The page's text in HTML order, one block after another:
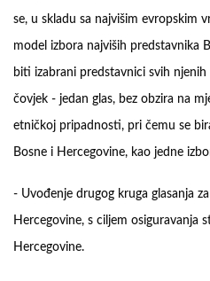
se, u skladu sa najvišim evropskim
model izbora najviših predstavnika
biti izabrani predstavnici svih
čovjek - jedan glas, bez obzira na
etničkoj pripadnosti, pri čemu se
Bosne i Hercegovine, kao jedne
- Uvođenje drugog kruga glasanja
Hercegovine, s ciljem osiguravanja
Hercegovine.